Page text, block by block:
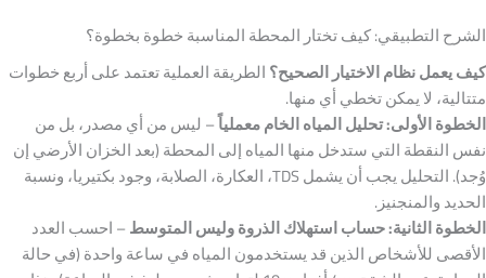
الشرح التطبيقي: كيف تختار المحطة المناسبة خطوة بخطوة؟
كيف يعمل نظام الاختيار الصحيح؟الطريقة العملية تعتمد على أربع خطوات
متتالية، لا يمكن تخطي أي منها.
الخطوة الأولى: تحليل المياه الخام معملياً– ليس من أي مصدر، بل من
نفس النقطة التي ستدخل منها المياه إلى المحطة (بعد الخزان الأرضي إن
وُجد). التحليل يجب أن يشمل TDS، العكارة، الصلابة، وجود بكتيريا، ونسبة
الحديد والمنجنيز.
الخطوة الثانية: حساب استهلاك الذروة وليس المتوسط– احسب العدد
الأقصى للأشخاص الذين قد يستخدمون المياه في ساعة واحدة (في حالة